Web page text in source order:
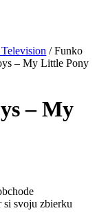
/Funko
– My Little Pony
– My
si svoju zbierku